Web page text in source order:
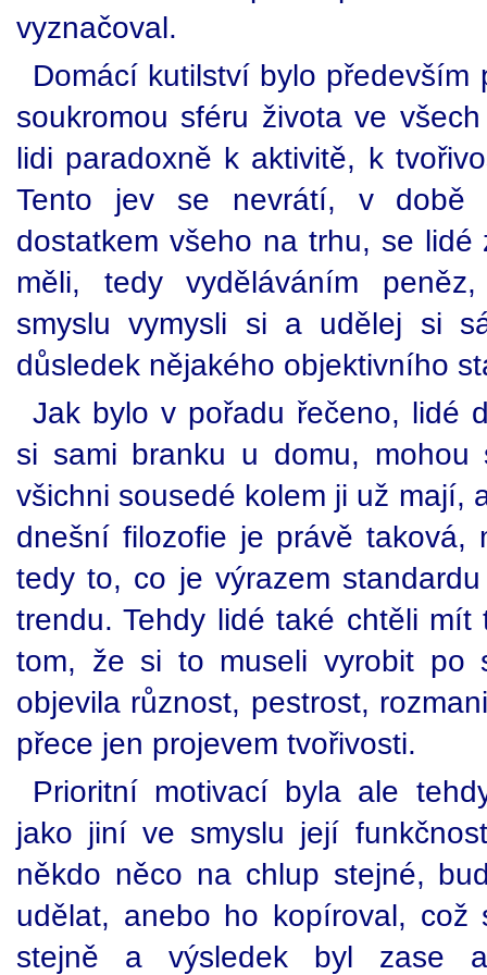
vyznačoval.
Domácí kutilství bylo
soukromou sféru života ve
lidi paradoxně k aktivitě, k
Tento jev se nevrátí, v době
dostatkem všeho na trhu, se
měli, tedy vyděláváním
smyslu vymysli si a udělej si
důsledek nějakého objektivního
Jak bylo v pořadu řečeno, lidé
si sami branku u domu,
všichni sousedé kolem ji už mají,
dnešní filozofie je právě
tedy to, co je výrazem
trendu. Tehdy lidé také chtěli
tom, že si to museli vyrobit po
objevila různost, pestrost,
přece jen projevem tvořivosti.
Prioritní motivací byla ale
jako jiní ve smyslu její
někdo něco na chlup stejné,
udělat, anebo ho kopíroval, což
stejně a výsledek byl zase